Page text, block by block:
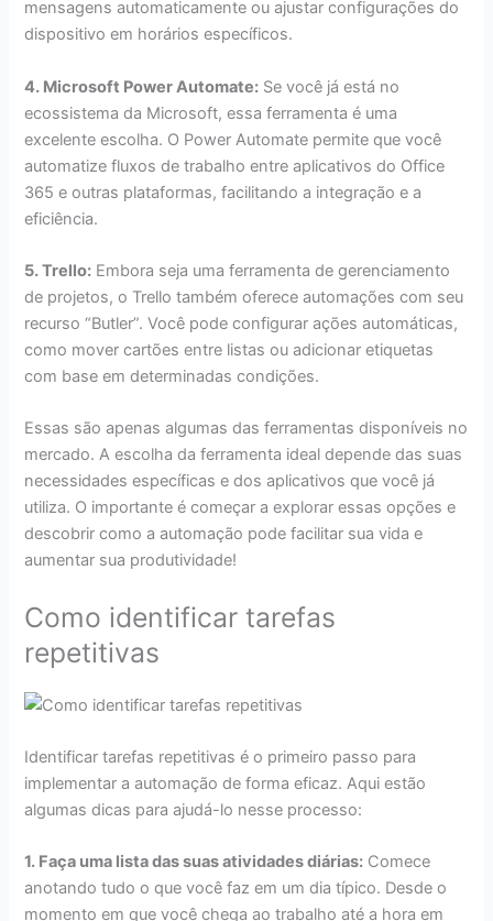
mensagens automaticamente ou ajustar configurações do
dispositivo em horários específicos.
4. Microsoft Power Automate: Se você já está no
ecossistema da Microsoft, essa ferramenta é uma
excelente escolha. O Power Automate permite que você
automatize fluxos de trabalho entre aplicativos do Office
365 e outras plataformas, facilitando a integração e a
eficiência.
5. Trello: Embora seja uma ferramenta de gerenciamento
de projetos, o Trello também oferece automações com seu
recurso “Butler”. Você pode configurar ações automáticas,
como mover cartões entre listas ou adicionar etiquetas
com base em determinadas condições.
Essas são apenas algumas das ferramentas disponíveis no
mercado. A escolha da ferramenta ideal depende das suas
necessidades específicas e dos aplicativos que você já
utiliza. O importante é começar a explorar essas opções e
descobrir como a automação pode facilitar sua vida e
aumentar sua produtividade!
Como identificar tarefas
repetitivas
Identificar tarefas repetitivas é o primeiro passo para
implementar a automação de forma eficaz. Aqui estão
algumas dicas para ajudá-lo nesse processo:
1. Faça uma lista das suas atividades diárias: Comece
anotando tudo o que você faz em um dia típico. Desde o
momento em que você chega ao trabalho até a hora em